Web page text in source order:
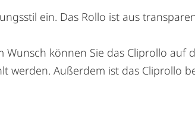
ein. Das Rollo ist aus
können Sie das Cliprollo auf
Außerdem ist das Cliprollo